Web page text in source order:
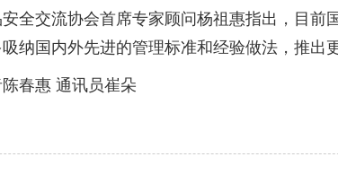
交流协会首席专家顾问杨祖惠指出，目前
纳国内外先进的管理标准和经验做法，推
春惠 通讯员崔朵